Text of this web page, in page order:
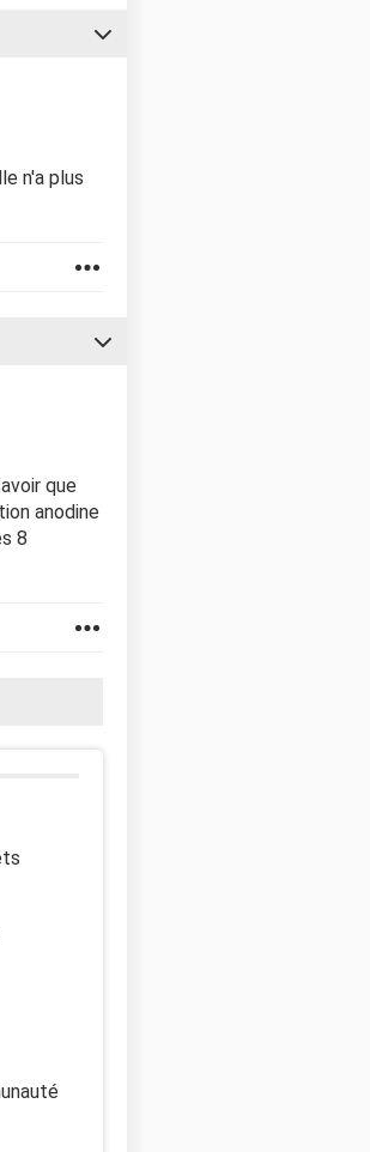
n'a plus
que
anodine
8